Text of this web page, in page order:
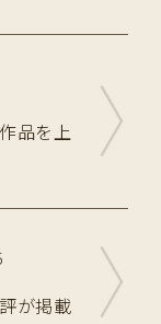
品を上
が掲載